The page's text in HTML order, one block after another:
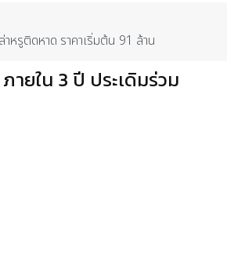
หรูติดหาด ราคาเริ่มต้น 91 ล้าน
ยใน 3 ปี ประเดิมร่วม